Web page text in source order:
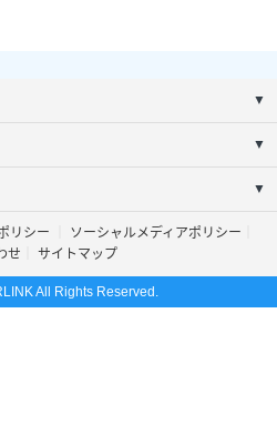
▼
▼
▼
リシー
ソーシャルメディアポリシー
せ
サイトマップ
All Rights Reserved.